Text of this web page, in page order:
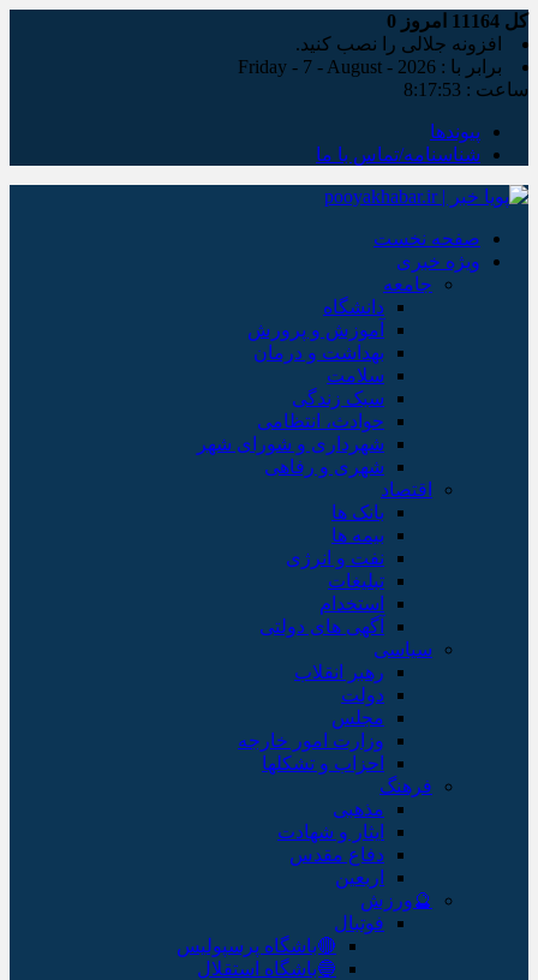
کل امروز 0
افزونه جلالی را نصب کنید.
برابر با : Friday - 7 - August - 2026
ساعت : 8:17:53
پیوندها
شناسنامه/تماس با ما
صفحه نخست
ویژه خبری
جامعه
دانشگاه
آموزش و پرورش
بهداشت و درمان
سلامت
سبک زندگی
حوادث، انتظامی
شهرداری و شورای شهر
شهری و رفاهی
اقتصاد
بانک ها
بیمه ها
نفت و انرژی
تبلیغات
استخدام
آگهی های دولتی
سیاسی
رهبر انقلاب
دولت
مجلس
وزارت امور خارجه
احزاب و تشکلها
فرهنگ
مذهبی
ایثار و شهادت
دفاع مقدس
اربعین
🔮ورزش
فوتبال
🔴باشگاه پرسپولیس
🔵باشگاه استقلال